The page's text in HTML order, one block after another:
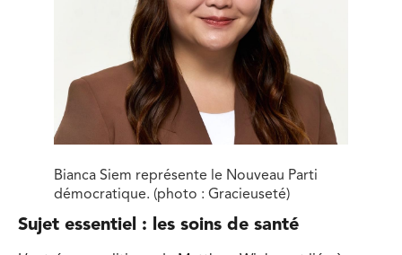
Bianca Siem représente le Nouveau Parti
démocratique. (photo : Gracieuseté)
Sujet essentiel : les soins de santé